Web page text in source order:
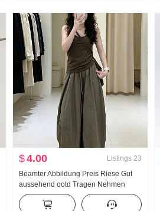
$4.00 Listings 23
Beamter Abbildung Preis Riese Gut
aussehend ootd Tragen Nehmen
2026 Sommer Neu Damen
Ausländische Atmosphäre Schlank